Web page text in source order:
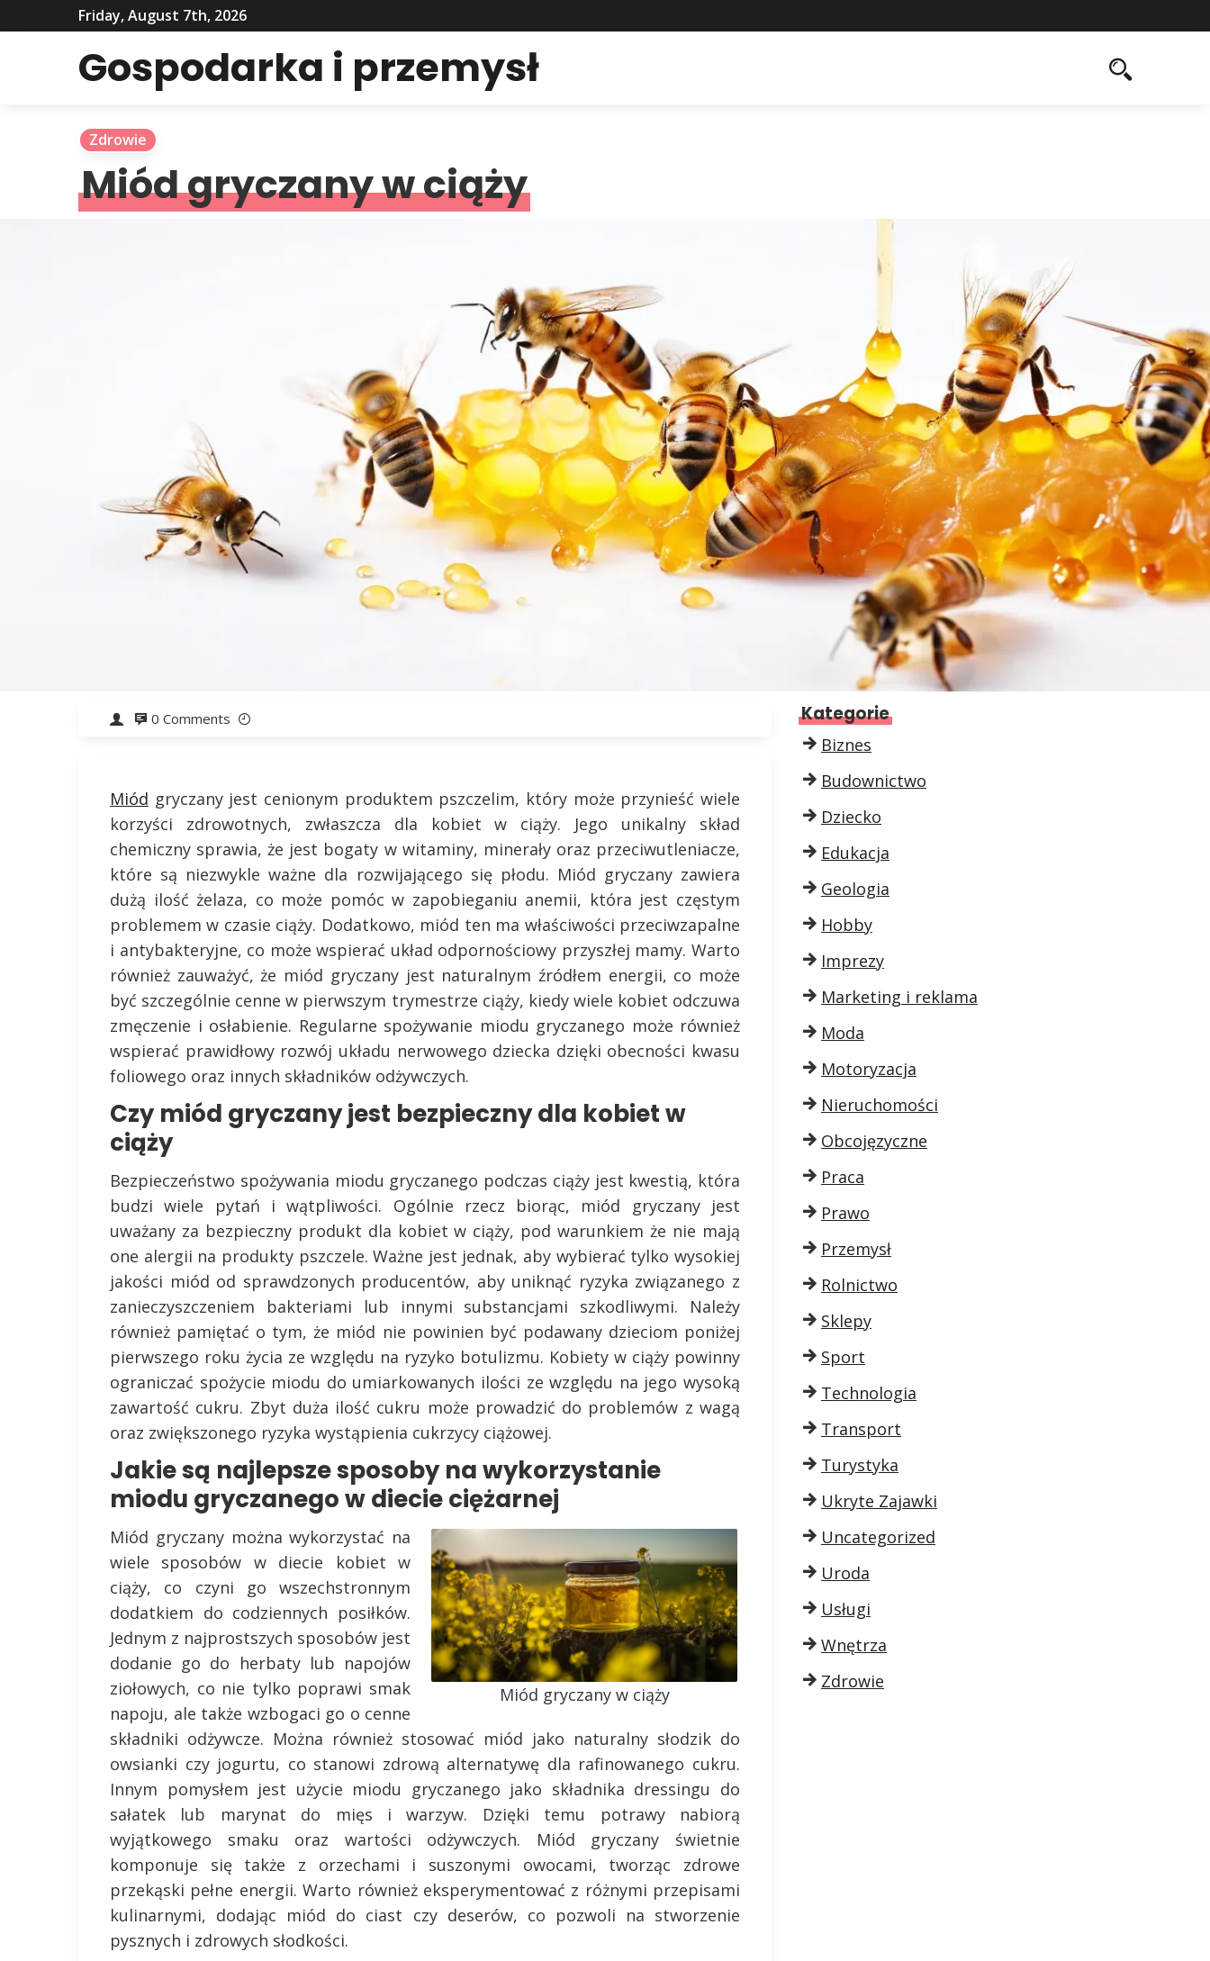
Friday, August 7th, 2026
Gospodarka i przemysł
Zdrowie
Miód gryczany w ciąży
0 Comments
Miód gryczany jest cenionym produktem pszczelim, który może przynieść wiele
korzyści zdrowotnych, zwłaszcza dla kobiet w ciąży. Jego unikalny skład
chemiczny sprawia, że jest bogaty w witaminy, minerały oraz przeciwutleniacze,
które są niezwykle ważne dla rozwijającego się płodu. Miód gryczany zawiera
dużą ilość żelaza, co może pomóc w zapobieganiu anemii, która jest częstym
problemem w czasie ciąży. Dodatkowo, miód ten ma właściwości przeciwzapalne
i antybakteryjne, co może wspierać układ odpornościowy przyszłej mamy. Warto
również zauważyć, że miód gryczany jest naturalnym źródłem energii, co może
być szczególnie cenne w pierwszym trymestrze ciąży, kiedy wiele kobiet odczuwa
zmęczenie i osłabienie. Regularne spożywanie miodu gryczanego może również
wspierać prawidłowy rozwój układu nerwowego dziecka dzięki obecności kwasu
foliowego oraz innych składników odżywczych.
Czy miód gryczany jest bezpieczny dla kobiet w
ciąży
Bezpieczeństwo spożywania miodu gryczanego podczas ciąży jest kwestią, która
budzi wiele pytań i wątpliwości. Ogólnie rzecz biorąc, miód gryczany jest
uważany za bezpieczny produkt dla kobiet w ciąży, pod warunkiem że nie mają
one alergii na produkty pszczele. Ważne jest jednak, aby wybierać tylko wysokiej
jakości miód od sprawdzonych producentów, aby uniknąć ryzyka związanego z
zanieczyszczeniem bakteriami lub innymi substancjami szkodliwymi. Należy
również pamiętać o tym, że miód nie powinien być podawany dzieciom poniżej
pierwszego roku życia ze względu na ryzyko botulizmu. Kobiety w ciąży powinny
ograniczać spożycie miodu do umiarkowanych ilości ze względu na jego wysoką
zawartość cukru. Zbyt duża ilość cukru może prowadzić do problemów z wagą
oraz zwiększonego ryzyka wystąpienia cukrzycy ciążowej.
Jakie są najlepsze sposoby na wykorzystanie
miodu gryczanego w diecie ciężarnej
Miód gryczany w ciąży
Miód gryczany można wykorzystać na
wiele sposobów w diecie kobiet w
ciąży, co czyni go wszechstronnym
dodatkiem do codziennych posiłków.
Jednym z najprostszych sposobów jest
dodanie go do herbaty lub napojów
ziołowych, co nie tylko poprawi smak
napoju, ale także wzbogaci go o cenne
składniki odżywcze. Można również stosować miód jako naturalny słodzik do
owsianki czy jogurtu, co stanowi zdrową alternatywę dla rafinowanego cukru.
Innym pomysłem jest użycie miodu gryczanego jako składnika dressingu do
sałatek lub marynat do mięs i warzyw. Dzięki temu potrawy nabiorą
wyjątkowego smaku oraz wartości odżywczych. Miód gryczany świetnie
komponuje się także z orzechami i suszonymi owocami, tworząc zdrowe
przekąski pełne energii. Warto również eksperymentować z różnymi przepisami
kulinarnymi, dodając miód do ciast czy deserów, co pozwoli na stworzenie
pysznych i zdrowych słodkości.
Kategorie
Biznes
Budownictwo
Dziecko
Edukacja
Geologia
Hobby
Imprezy
Marketing i reklama
Moda
Motoryzacja
Nieruchomości
Obcojęzyczne
Praca
Prawo
Przemysł
Rolnictwo
Sklepy
Sport
Technologia
Transport
Turystyka
Ukryte Zajawki
Uncategorized
Uroda
Usługi
Wnętrza
Zdrowie